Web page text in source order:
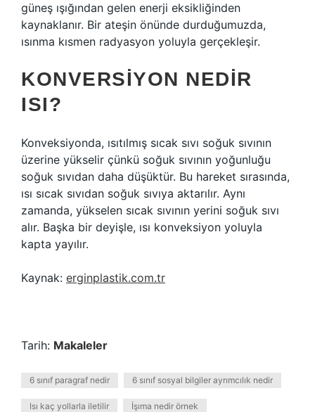
güneş ışığından gelen enerji eksikliğinden
kaynaklanır. Bir ateşin önünde durduğumuzda,
ısınma kısmen radyasyon yoluyla gerçekleşir.
KONVERSIYON NEDIR
ISI?
Konveksiyonda, ısıtılmış sıcak sıvı soğuk sıvının
üzerine yükselir çünkü soğuk sıvının yoğunluğu
soğuk sıvıdan daha düşüktür. Bu hareket sırasında,
ısı sıcak sıvıdan soğuk sıvıya aktarılır. Aynı
zamanda, yükselen sıcak sıvının yerini soğuk sıvı
alır. Başka bir deyişle, ısı konveksiyon yoluyla
kapta yayılır.
Kaynak: erginplastik.com.tr
Tarih: Makaleler
6 sınıf paragraf nedir 6 sınıf sosyal bilgiler ayrımcılık nedir
Isı kaç yollarla iletilir İşıma nedir örnek